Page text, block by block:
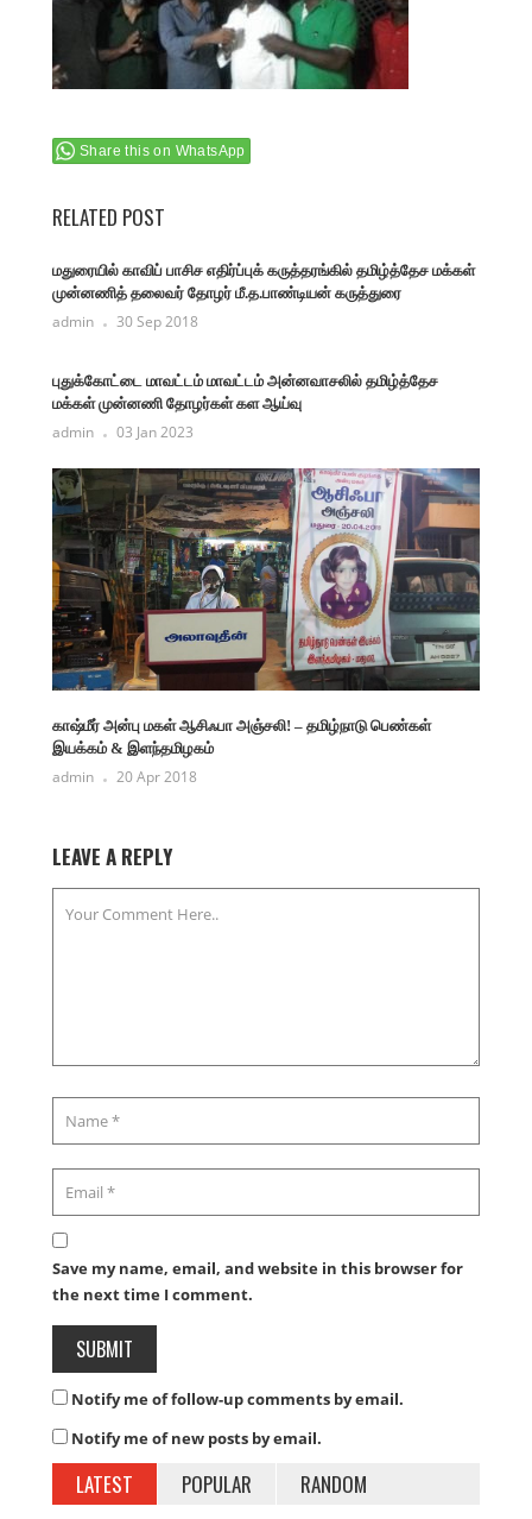
Share this on WhatsApp
RELATED POST
மதுரையில் காவிப் பாசிச எதிர்ப்புக் கருத்தரங்கில் தமிழ்த்தேச மக்கள்
முன்னணித் தலைவர் தோழர் மீ.த.பாண்டியன் கருத்துரை
admin 30 Sep 2018
புதுக்கோட்டை மாவட்டம் மாவட்டம் அன்னவாசலில் தமிழ்த்தேச
மக்கள் முன்னணி தோழர்கள் கள ஆய்வு
admin 03 Jan 2023
காஷ்மீர் அன்பு மகள் ஆசிஃபா அஞ்சலி! – தமிழ்நாடு பெண்கள்
இயக்கம் & இளந்தமிழகம்
admin 20 Apr 2018
LEAVE A REPLY
Save my name, email, and website in this browser for
the next time I comment.
Notify me of follow-up comments by email.
Notify me of new posts by email.
LATEST POPULAR RANDOM